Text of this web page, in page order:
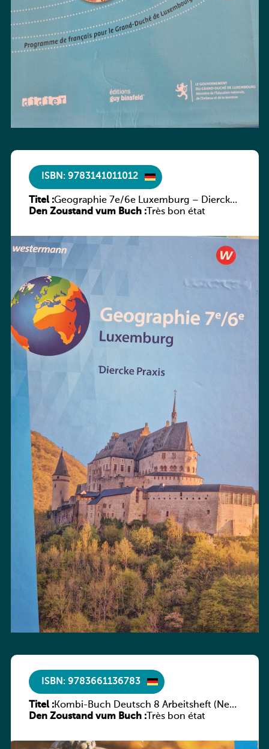
ISBN: 9783141011012
Titel :Geographie 7e/6e Luxemburg – Diercke
Praxis
Den Zoustand vum Buch :Très bon état
ISBN: 9783661136783
Titel :Kombi-Buch Deutsch 8 Arbeitsheft (Neue
Ausgabe Luxemburg)
Den Zoustand vum Buch :Très bon état